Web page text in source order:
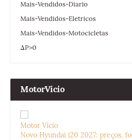
Mais-Vendidos-Diario
Mais-Vendidos-Eletricos
Mais-Vendidos-Motocicletas
ΔP>0
MotorVicio
Motor Vício
Novo Hyundai i20 2027: preços,